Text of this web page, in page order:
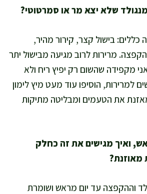
כללים: בישול קצר, קירור מהיר,
מרירות לרוב מגיעה מבישול יתר
מקפידה שהשום רק יפיץ ריח ולא
למרירות, הוסיפו עוד מעט מיץ לימון
את הטעמים ומבליטה מתיקות
ואיך מגישים את זה כחלק
וההקפצה עד יום מראש ושומרת